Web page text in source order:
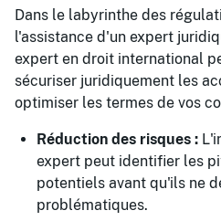
Dans le labyrinthe des
l'assistance d'un expert
expert en droit international
sécuriser juridiquement les
optimiser les termes de vos
Réduction des risques :
expert peut identifier les
potentiels avant qu'ils ne
problématiques.